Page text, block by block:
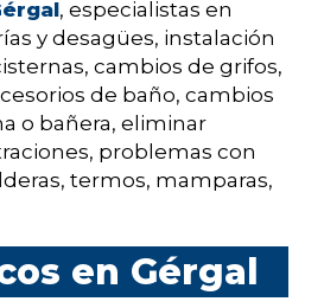
, especialistas en
y desagües, instalación
cambios de grifos,
de baño, cambios
o bañera, eliminar
problemas con
termos, mamparas,
en Gérgal